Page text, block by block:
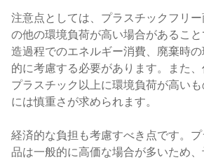
注意点としては、プラスチックフリ
の他の環境負荷が高い場合があるこ
造過程でのエネルギー消費、廃棄時
的に考慮する必要があります。また、
プラスチック以上に環境負荷が高い
には慎重さが求められます。
経済的な負担も考慮すべき点です。
品は一般的に高価な場合が多いため